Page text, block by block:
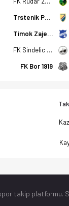
Trstenik PPT
Timok Zajecar
FK Sindelic Nis
FK Bor 1919
takip platformu.